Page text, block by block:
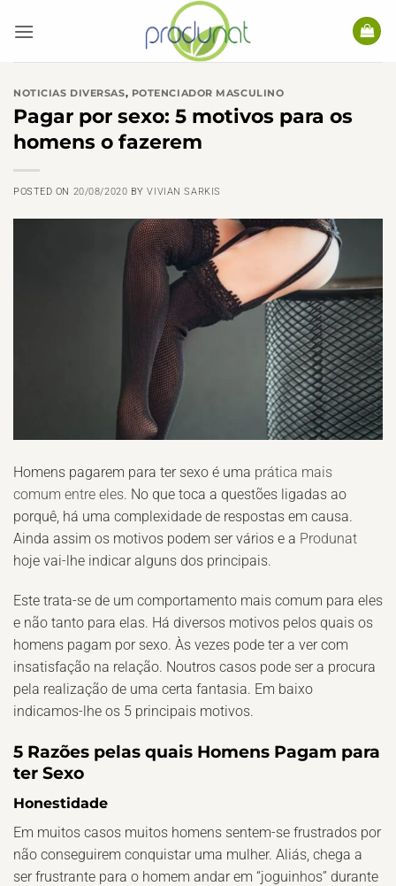
NOTICIAS DIVERSAS, POTENCIADOR MASCULINO
Pagar por sexo: 5 motivos para os
homens o fazerem
POSTED ON 20/08/2020 BYVIVIAN SARKIS
Homens pagarem para ter sexo é uma prática mais
comum entre eles. No que toca a questões ligadas ao
porquê, há uma complexidade de respostas em causa.
Ainda assim os motivos podem ser vários e a Produnat
hoje vai-lhe indicar alguns dos principais.
Este trata-se de um comportamento mais comum para eles
e não tanto para elas. Há diversos motivos pelos quais os
homens pagam por sexo. Às vezes pode ter a ver com
insatisfação na relação. Noutros casos pode ser a procura
pela realização de uma certa fantasia. Em baixo
indicamos-lhe os 5 principais motivos.
5 Razões pelas quais Homens Pagam para
ter Sexo
Honestidade
Em muitos casos muitos homens sentem-se frustrados por
não conseguirem conquistar uma mulher. Aliás, chega a
ser frustrante para o homem andar em “joguinhos” durante